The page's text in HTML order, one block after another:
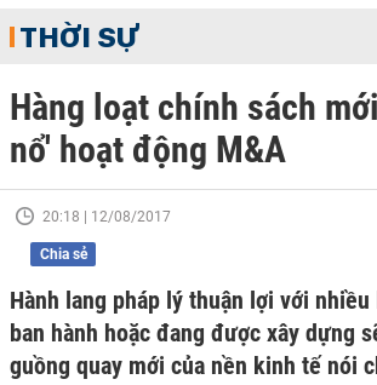
THỜI SỰ
Hàng loạt chính sách
nổ' hoạt động M&A
20:18 | 12/08/2017
Chia sẻ
Hành lang pháp lý thuận lợi với
ban hành hoặc đang được xây dựng
guồng quay mới của nền kinh tế nói